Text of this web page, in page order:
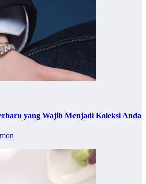
yang Wajib Menjadi Koleksi Anda